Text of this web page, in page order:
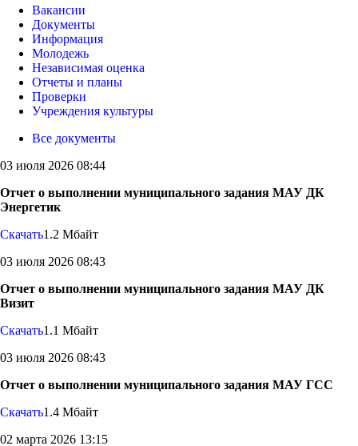
Вакансии
Документы
Информация
Молодежь
Независимая оценка
Отчеты и планы
Проверки
Учреждения культуры
Все документы
03 июля 2026 08:44
Отчет о выполнении муниципального задания МАУ ДК
Энергетик
Скачать1.2 Мбайт
03 июля 2026 08:43
Отчет о выполнении муниципального задания МАУ ДК
Визит
Скачать1.1 Мбайт
03 июля 2026 08:43
Отчет о выполнении муниципального задания МАУ ГСС
Скачать1.4 Мбайт
02 марта 2026 13:15